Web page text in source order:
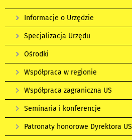
Informacje o Urzędzie
Specjalizacja Urzędu
Ośrodki
Współpraca w regionie
Współpraca zagraniczna US
Seminaria i konferencje
Patronaty honorowe Dyrektora US